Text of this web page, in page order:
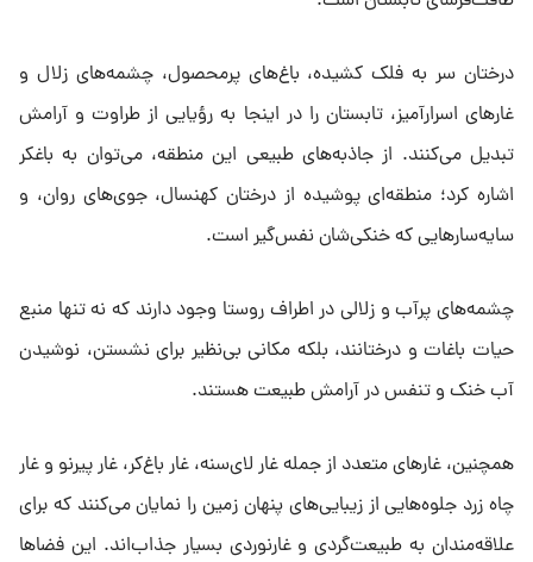
درختان سر به فلک کشیده، باغ‌های پرمحصول، چشمه‌های زلال و
غارهای اسرارآمیز، تابستان را در اینجا به رؤیایی از طراوت و آرامش
تبدیل می‌کنند. از جاذبه‌های طبیعی این منطقه، می‌توان به باغکر
اشاره کرد؛ منطقه‌ای پوشیده از درختان کهنسال، جوی‌های روان، و
سایه‌سارهایی که خنکی‌شان نفس‌گیر است.
چشمه‌های پرآب و زلالی در اطراف روستا وجود دارند که نه تنها منبع
حیات باغات و درختانند، بلکه مکانی بی‌نظیر برای نشستن، نوشیدن
آب خنک و تنفس در آرامش طبیعت هستند.
همچنین، غارهای متعدد از جمله غار لای‌سنه، غار باغ‌کر، غار پیرنو و غار
چاه زرد جلوه‌هایی از زیبایی‌های پنهان زمین را نمایان می‌کنند که برای
علاقه‌مندان به طبیعت‌گردی و غارنوردی بسیار جذاب‌اند. این فضاها